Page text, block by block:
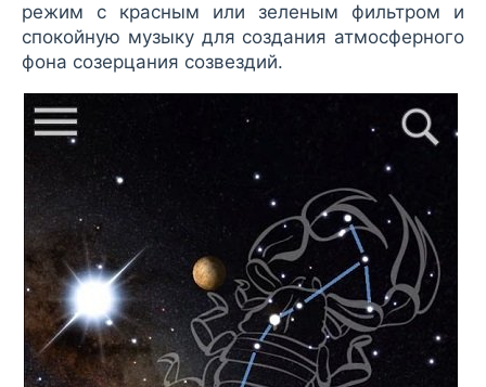
режим с красным или зеленым фильтром и
спокойную музыку для создания атмосферного
фона созерцания созвездий.